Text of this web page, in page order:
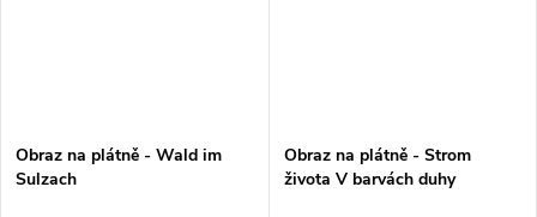
Obraz na plátně - Wald im
Sulzach
Obraz na plátně - Strom
života V barvách duhy